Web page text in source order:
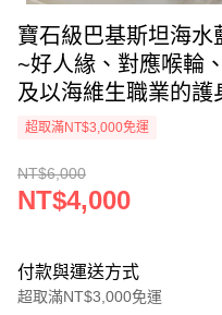
寶石級巴基斯坦海
~好人緣、對應喉輪
及以海維生職業的護
超取滿NT$3,000免運
NT$6,000
NT$4,000
付款與運送方式
超取滿NT$3,000免運